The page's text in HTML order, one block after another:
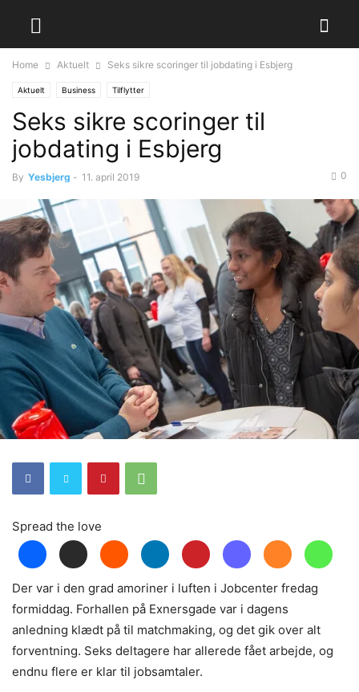
Home Aktuelt Seks sikre scoringer til jobdating i Esbjerg
Aktuelt Business Tilflytter
Seks sikre scoringer til
jobdating i Esbjerg
By Yesbjerg - 11. april 2019 0
Spread the love
Der var i den grad amoriner i luften i Jobcenter fredag
formiddag. Forhallen på Exnersgade var i dagens
anledning klædt på til matchmaking, og det gik over alt
forventning. Seks deltagere har allerede fået arbejde, og
endnu flere er klar til jobsamtaler.